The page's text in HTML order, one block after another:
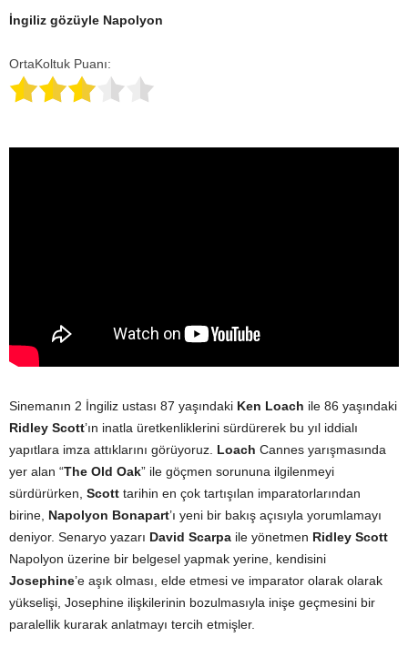
İngiliz gözüyle Napolyon
OrtaKoltuk Puanı:
Sinemanın 2 İngiliz ustası 87 yaşındaki Ken Loach ile 86 yaşındaki
Ridley Scott’ın inatla üretkenliklerini sürdürerek bu yıl iddialı
yapıtlara imza attıklarını görüyoruz. Loach Cannes yarışmasında
yer alan “The Old Oak” ile göçmen sorununa ilgilenmeyi
sürdürürken, Scott tarihin en çok tartışılan imparatorlarından
birine, Napolyon Bonapart’ı yeni bir bakış açısıyla yorumlamayı
deniyor. Senaryo yazarı David Scarpa ile yönetmen Ridley Scott
Napolyon üzerine bir belgesel yapmak yerine, kendisini
Josephine’e aşık olması, elde etmesi ve imparator olarak olarak
yükselişi, Josephine ilişkilerinin bozulmasıyla inişe geçmesini bir
paralellik kurarak anlatmayı tercih etmişler.